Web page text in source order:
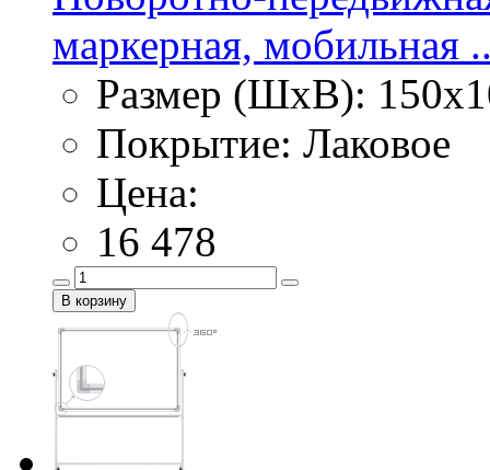
маркерная, мобильная
Размер (ШхВ):
Покрытие: Лаковое
Цена:
16 478